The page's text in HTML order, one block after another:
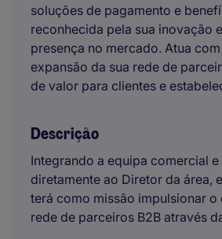
soluções de pagamento e
reconhecida pela sua inovação
presença no mercado. Atua
expansão da sua rede de
de valor para clientes e
Descrição
Integrando a equipa comercial
diretamente ao Diretor da área,
terá como missão impulsionar o
rede de parceiros B2B através